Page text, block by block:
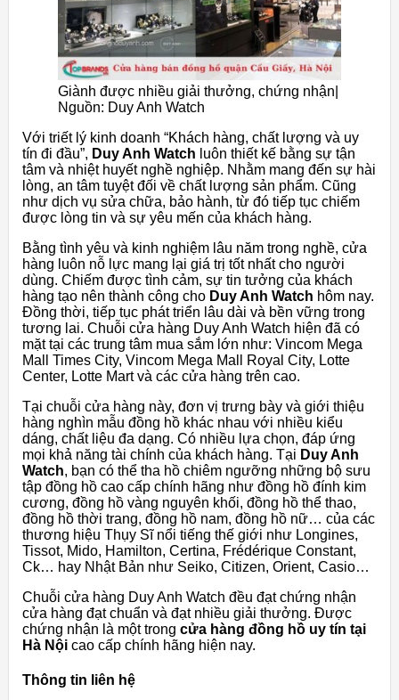
Giành được nhiều giải thưởng, chứng nhận|
Nguồn: Duy Anh Watch
Với triết lý kinh doanh “Khách hàng, chất lượng và uy
tín đi đầu”, Duy Anh Watch luôn thiết kế bằng sự tận
tâm và nhiệt huyết nghề nghiệp. Nhằm mang đến sự hài
lòng, an tâm tuyệt đối về chất lượng sản phẩm. Cũng
như dịch vụ sửa chữa, bảo hành, từ đó tiếp tục chiếm
được lòng tin và sự yêu mến của khách hàng.
Bằng tình yêu và kinh nghiệm lâu năm trong nghề, cửa
hàng luôn nỗ lực mang lại giá trị tốt nhất cho người
dùng. Chiếm được tình cảm, sự tin tưởng của khách
hàng tạo nên thành công cho Duy Anh Watch hôm nay.
Đồng thời, tiếp tục phát triển lâu dài và bền vững trong
tương lai. Chuỗi cửa hàng Duy Anh Watch hiện đã có
mặt tại các trung tâm mua sắm lớn như: Vincom Mega
Mall Times City, Vincom Mega Mall Royal City, Lotte
Center, Lotte Mart và các cửa hàng trên cao.
Tại chuỗi cửa hàng này, đơn vị trưng bày và giới thiệu
hàng nghìn mẫu đồng hồ khác nhau với nhiều kiểu
dáng, chất liệu đa dạng. Có nhiều lựa chọn, đáp ứng
mọi khả năng tài chính của khách hàng. Tại Duy Anh
Watch, bạn có thể tha hồ chiêm ngưỡng những bộ sưu
tập đồng hồ cao cấp chính hãng như đồng hồ đính kim
cương, đồng hồ vàng nguyên khối, đồng hồ thể thao,
đồng hồ thời trang, đồng hồ nam, đồng hồ nữ… của các
thương hiệu Thụy Sĩ nổi tiếng thế giới như Longines,
Tissot, Mido, Hamilton, Certina, Frédérique Constant,
Ck… hay Nhật Bản như Seiko, Citizen, Orient, Casio…
Chuỗi cửa hàng Duy Anh Watch đều đạt chứng nhận
cửa hàng đạt chuẩn và đạt nhiều giải thưởng. Được
chứng nhận là một trong cửa hàng đồng hồ uy tín tại
Hà Nội cao cấp chính hãng hiện nay.
Thông tin liên hệ